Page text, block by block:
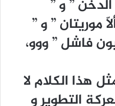
ﺍﻟﺪﺧﻦ ” ﻭ ”
ﻣﻮﺭﻳﺘﺎﻥ ” ﻭ ”
ﻓﺎﺷﻞ ” ﻭﻭﻭ،
ﻫﺬﺍ ﺍﻟﻜﻼﻡ ﻻ
ﺍﻟﺘﻄﻮﻳﺮ ﻭ